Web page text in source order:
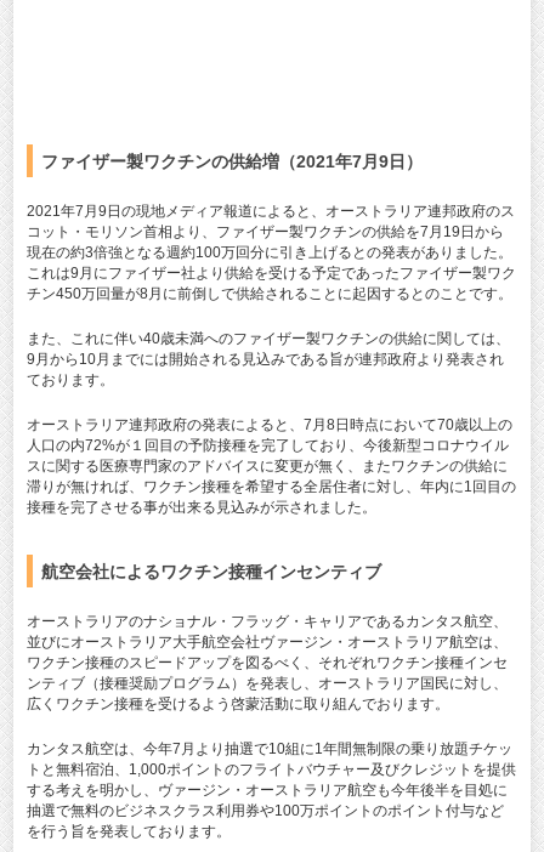
ファイザー製ワクチンの供給増（2021年7月9日）
2021年7月9日の現地メディア報道によると、オーストラリア連邦政府のス
コット・モリソン首相より、ファイザー製ワクチンの供給を7月19日から
現在の約3倍強となる週約100万回分に引き上げるとの発表がありました。
これは9月にファイザー社より供給を受ける予定であったファイザー製ワク
チン450万回量が8月に前倒しで供給されることに起因するとのことです。
また、これに伴い40歳未満へのファイザー製ワクチンの供給に関しては、
9月から10月までには開始される見込みである旨が連邦政府より発表され
ております。
オーストラリア連邦政府の発表によると、7月8日時点において70歳以上の
人口の内72%が１回目の予防接種を完了しており、今後新型コロナウイル
スに関する医療専門家のアドバイスに変更が無く、またワクチンの供給に
滞りが無ければ、ワクチン接種を希望する全居住者に対し、年内に1回目の
接種を完了させる事が出来る見込みが示されました。
航空会社によるワクチン接種インセンティブ
オーストラリアのナショナル・フラッグ・キャリアであるカンタス航空、
並びにオーストラリア大手航空会社ヴァージン・オーストラリア航空は、
ワクチン接種のスピードアップを図るべく、それぞれワクチン接種インセ
ンティブ（接種奨励プログラム）を発表し、オーストラリア国民に対し、
広くワクチン接種を受けるよう啓蒙活動に取り組んでおります。
カンタス航空は、今年7月より抽選で10組に1年間無制限の乗り放題チケッ
トと無料宿泊、1,000ポイントのフライトバウチャー及びクレジットを提供
する考えを明かし、ヴァージン・オーストラリア航空も今年後半を目処に
抽選で無料のビジネスクラス利用券や100万ポイントのポイント付与など
を行う旨を発表しております。